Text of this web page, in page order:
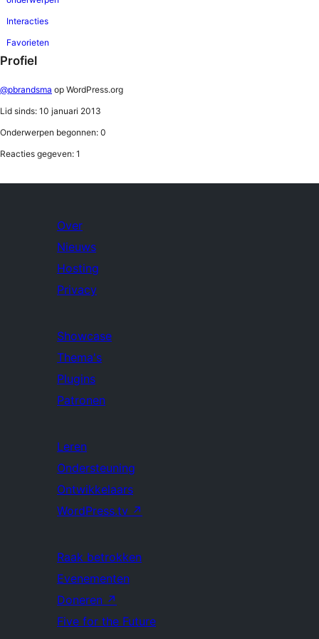
Interacties
Favorieten
Profiel
@pbrandsma op WordPress.org
Lid sinds: 10 januari 2013
Onderwerpen begonnen: 0
Reacties gegeven: 1
Over
Nieuws
Hosting
Privacy
Showcase
Thema's
Plugins
Patronen
Leren
Ondersteuning
Ontwikkelaars
WordPress.tv ↗
Raak betrokken
Evenementen
Doneren ↗
Five for the Future